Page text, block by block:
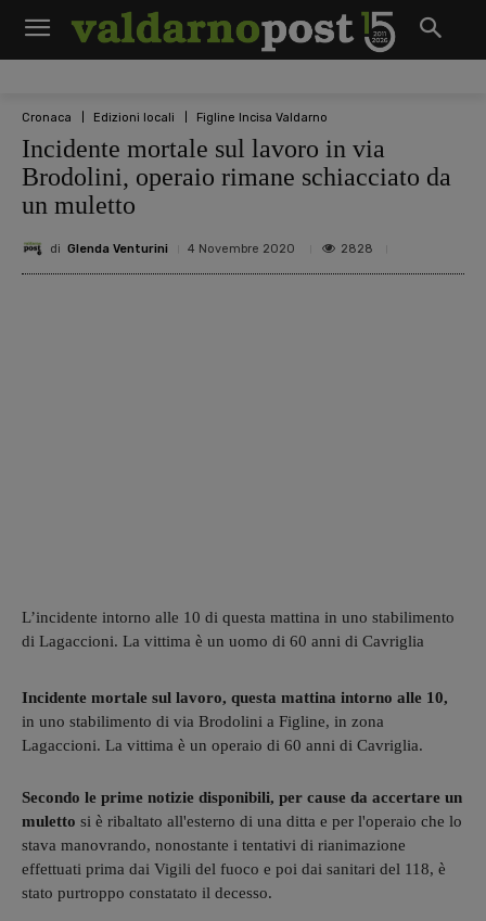
Cronaca Edizioni locali Figline Incisa Valdarno
Incidente mortale sul lavoro in via
Brodolini, operaio rimane schiacciato da
un muletto
di Glenda Venturini 4 Novembre 2020 2828
L’incidente intorno alle 10 di questa mattina in uno stabilimento
di Lagaccioni. La vittima è un uomo di 60 anni di Cavriglia
Incidente mortale sul lavoro, questa mattina intorno alle 10,
in uno stabilimento di via Brodolini a Figline, in zona
Lagaccioni. La vittima è un operaio di 60 anni di Cavriglia.
Secondo le prime notizie disponibili, per cause da accertare un
muletto si è ribaltato all'esterno di una ditta e per l'operaio che lo
stava manovrando, nonostante i tentativi di rianimazione
effettuati prima dai Vigili del fuoco e poi dai sanitari del 118, è
stato purtroppo constatato il decesso.